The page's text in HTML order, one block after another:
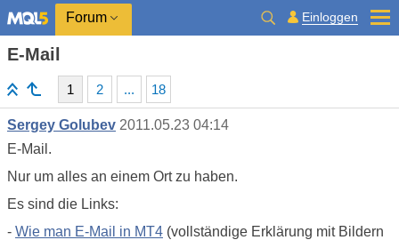
Forum Einloggen
E-Mail
1 2 ... 18
Sergey Golubev 2011.05.23 04:14
E-Mail.
Nur um alles an einem Ort zu haben.
Es sind die Links:
- Wie man E-Mail in MT4 (vollständige Erklärung mit Bildern